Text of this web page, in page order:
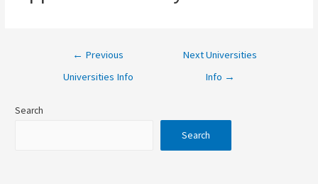
← Previous
Universities Info
Next Universities
Info →
Search
Search